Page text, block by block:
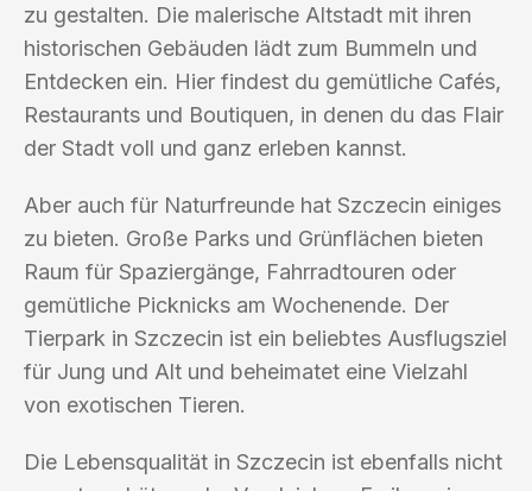
zu gestalten. Die malerische Altstadt mit ihren
historischen Gebäuden lädt zum Bummeln und
Entdecken ein. Hier findest du gemütliche Cafés,
Restaurants und Boutiquen, in denen du das Flair
der Stadt voll und ganz erleben kannst.
Aber auch für Naturfreunde hat Szczecin einiges
zu bieten. Große Parks und Grünflächen bieten
Raum für Spaziergänge, Fahrradtouren oder
gemütliche Picknicks am Wochenende. Der
Tierpark in Szczecin ist ein beliebtes Ausflugsziel
für Jung und Alt und beheimatet eine Vielzahl
von exotischen Tieren.
Die Lebensqualität in Szczecin ist ebenfalls nicht